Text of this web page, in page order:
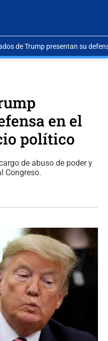
de Trump presentan su
en el
político
de abuso de poder y
Congreso.